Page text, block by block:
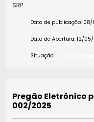
SRP
Data de publicação: 08/
Data de Abertura: 12/
Situação:
Pregão Eletrônico
002/2025